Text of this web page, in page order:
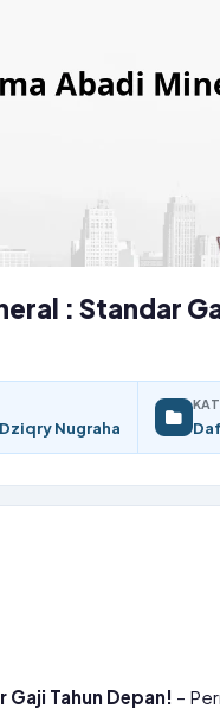
: Standar
Nugraha
Tahun Depan! –